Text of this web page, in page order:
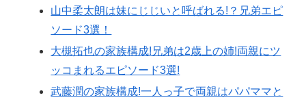
山中柔太朗は妹にじじいと呼ばれる!？兄弟エピ
ソード3選！
大槻拓也の家族構成!兄弟は2歳上の姉!両親にツ
ッコまれるエピソード3選!
武藤潤の家族構成!一人っ子で両親はパパママと